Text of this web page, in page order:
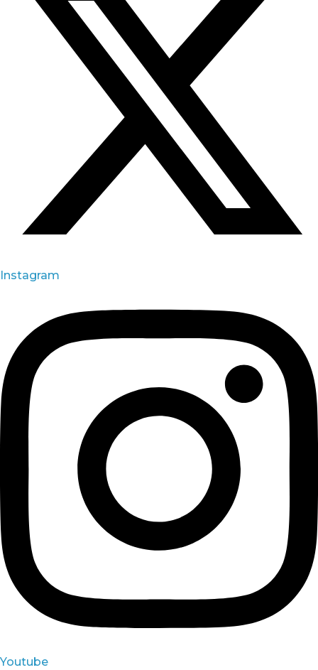
Instagram
Youtube